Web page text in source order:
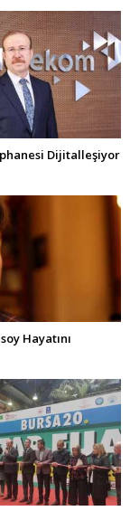
Dijitalleşiyor
Hayatını